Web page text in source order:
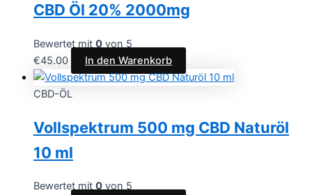
CBD Öl 20% 2000mg
Bewertet mit 0 von 5
€45.00 In den Warenkorb
CBD-ÖL
Vollspektrum 500 mg CBD Naturöl
10 ml
Bewertet mit 0 von 5